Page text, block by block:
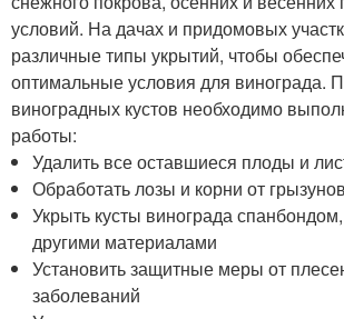
условий. На дачах и придомовых
различные типы укрытий, чтобы
оптимальные условия для винограда.
виноградных кустов необходимо
работы:
Удалить все оставшиеся плоды и
Обработать лозы и корни от грызунов
Укрыть кусты винограда
другими материалами
Установить защитные меры от
заболеваний